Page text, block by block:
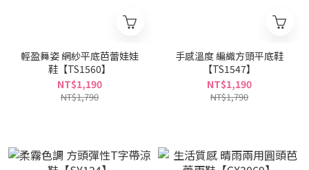
輕盈舞姿 網紗平底芭蕾娃娃
鞋【TS1560】
NT$1,190
NT$1,790
手感溫度 編織方頭平底鞋
【TS1547】
NT$1,190
NT$1,790